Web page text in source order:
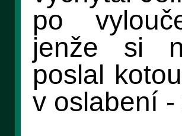
po
jenže si
poslal
v oslabení -